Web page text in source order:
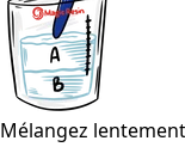
Mélangez